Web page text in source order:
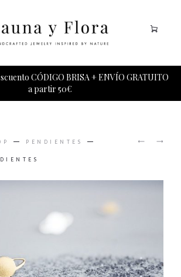
CÓDIGO BRISA + ENVÍO GRATUITO
a partir 50€
PENDIENTES